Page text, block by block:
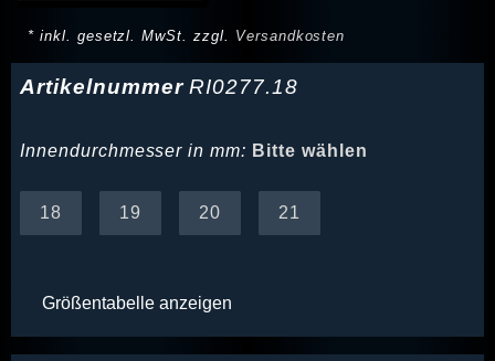
* inkl. gesetzl. MwSt. zzgl. Versandkosten
ArtikelnummerRI0277.18
Innendurchmesser in mm: Bitte wählen
18 19 20 21
Größentabelle anzeigen